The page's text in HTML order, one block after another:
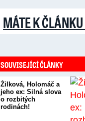
MÁTE K
SOUVISEJÍCÍ ČLÁNKY
Žilková, Holomáč a
jeho ex: Silná slova
o rozbitých
rodinách!